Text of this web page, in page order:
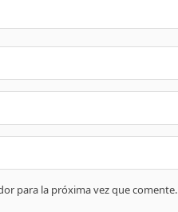
para la próxima vez que comente.